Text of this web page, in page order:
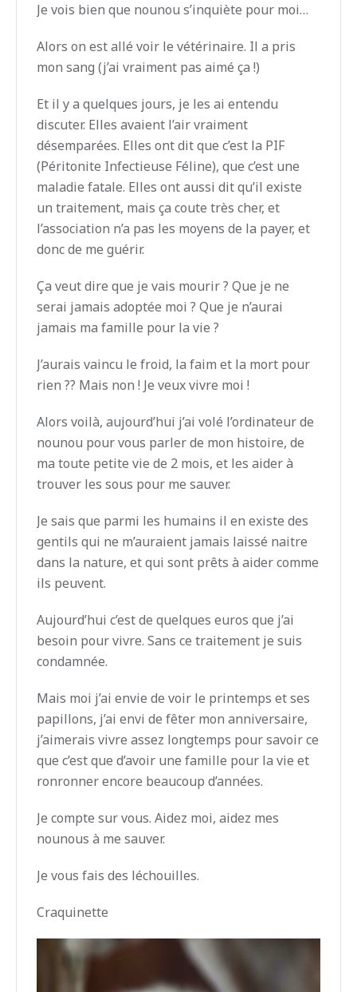
Je vois bien que nounou s’inquiète pour moi…
Alors on est allé voir le vétérinaire. Il a pris
mon sang (j’ai vraiment pas aimé ça !)
Et il y a quelques jours, je les ai entendu
discuter. Elles avaient l’air vraiment
désemparées. Elles ont dit que c’est la PIF
(Péritonite Infectieuse Féline), que c’est une
maladie fatale. Elles ont aussi dit qu’il existe
un traitement, mais ça coute très cher, et
l’association n’a pas les moyens de la payer, et
donc de me guérir.
Ça veut dire que je vais mourir ? Que je ne
serai jamais adoptée moi ? Que je n’aurai
jamais ma famille pour la vie ?
J’aurais vaincu le froid, la faim et la mort pour
rien ?? Mais non ! Je veux vivre moi !
Alors voilà, aujourd’hui j’ai volé l’ordinateur de
nounou pour vous parler de mon histoire, de
ma toute petite vie de 2 mois, et les aider à
trouver les sous pour me sauver.
Je sais que parmi les humains il en existe des
gentils qui ne m’auraient jamais laissé naitre
dans la nature, et qui sont prêts à aider comme
ils peuvent.
Aujourd’hui c’est de quelques euros que j’ai
besoin pour vivre. Sans ce traitement je suis
condamnée.
Mais moi j’ai envie de voir le printemps et ses
papillons, j’ai envi de fêter mon anniversaire,
j’aimerais vivre assez longtemps pour savoir ce
que c’est que d’avoir une famille pour la vie et
ronronner encore beaucoup d’années.
Je compte sur vous. Aidez moi, aidez mes
nounous à me sauver.
Je vous fais des léchouilles.
Craquinette